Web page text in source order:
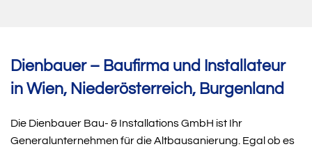
Dienbauer – Baufirma und Installateur
in Wien, Niederösterreich, Burgenland
Die Dienbauer Bau- & Installations GmbH ist Ihr
Generalunternehmen für die Altbausanierung. Egal ob es